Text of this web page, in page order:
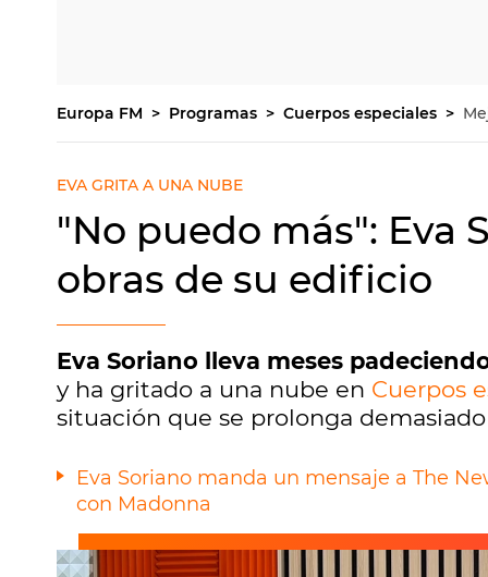
Europa FM Programas Cuerpos especiales
EVA GRITA A UNA NUBE
"No puedo más": Eva
obras de su edificio
Eva Soriano lleva meses
y ha gritado a una nube en Cuerpos
situación que se prolonga
Eva Soriano manda un mensaje a The
con Madonna